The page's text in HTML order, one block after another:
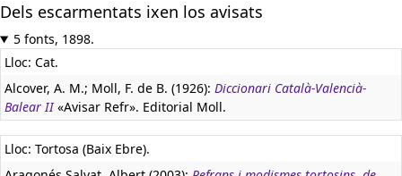
Dels escarmentats ixen los avisats
5 fonts, 1898.
Lloc: Cat.
Alcover, A. M.; Moll, F. de B. (1926): Diccionari Català-Valencià-
Balear II«Avisar Refr». Editorial Moll.
Lloc: Tortosa (Baix Ebre).